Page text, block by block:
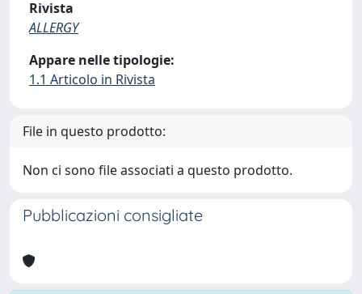
Rivista
ALLERGY
Appare nelle tipologie:
1.1 Articolo in Rivista
File in questo prodotto:
Non ci sono file associati a questo prodotto.
Pubblicazioni consigliate